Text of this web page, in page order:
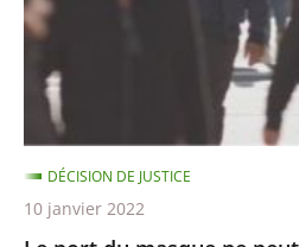
peut
imposé
extérieur
qu’à
certaines
DÉCISION DE JUSTICE
10 janvier 2022